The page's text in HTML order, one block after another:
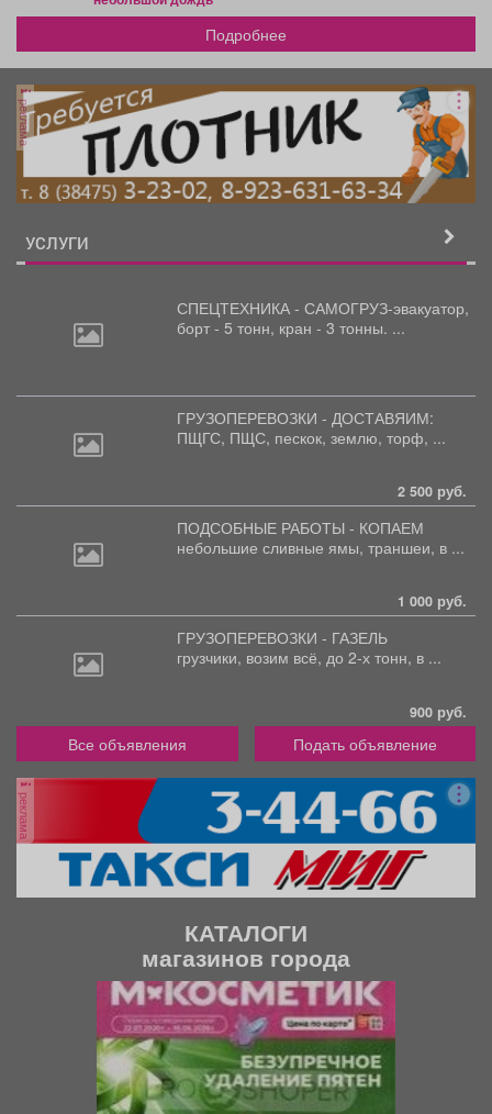
Подробнее
реклама
УСЛУГИ
СПЕЦТЕХНИКА - САМОГРУЗ-эвакуатор,
борт - 5 тонн, кран - 3 тонны. ...
ГРУЗОПЕРЕВОЗКИ - ДОСТАВЯИМ:
ПЩГС, ПЩС, пескок, землю, торф, ...
2 500 руб.
ПОДСОБНЫЕ РАБОТЫ - КОПАЕМ
небольшие сливные ямы, траншеи, в ...
1 000 руб.
ГРУЗОПЕРЕВОЗКИ - ГАЗЕЛЬ
грузчики, возим всё, до 2-х тонн, в ...
900 руб.
Все объявления Подать объявление
реклама
КАТАЛОГИ
магазинов города